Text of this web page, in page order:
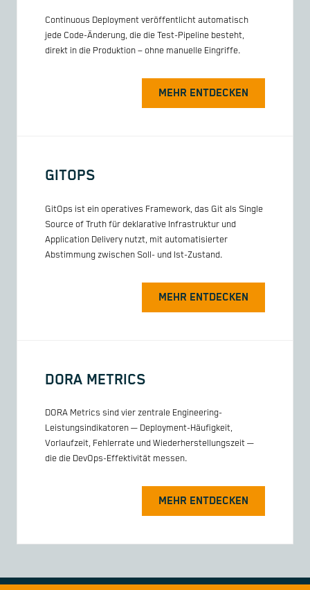
Continuous Deployment veröffentlicht automatisch
jede Code-Änderung, die die Test-Pipeline besteht,
direkt in die Produktion – ohne manuelle Eingriffe.
MEHR ENTDECKEN
GITOPS
GitOps ist ein operatives Framework, das Git als Single
Source of Truth für deklarative Infrastruktur und
Application Delivery nutzt, mit automatisierter
Abstimmung zwischen Soll- und Ist-Zustand.
MEHR ENTDECKEN
DORA METRICS
DORA Metrics sind vier zentrale Engineering-
Leistungsindikatoren — Deployment-Häufigkeit,
Vorlaufzeit, Fehlerrate und Wiederherstellungszeit —
die die DevOps-Effektivität messen.
MEHR ENTDECKEN